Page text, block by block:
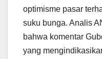
optimisme pasar
suku bunga. Analis
bahwa komentar
yang